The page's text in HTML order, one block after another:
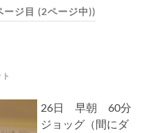
ージ目 (2ページ中))
26日 早朝 60分
ジョッグ（間にダ